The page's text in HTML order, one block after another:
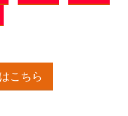
こちら